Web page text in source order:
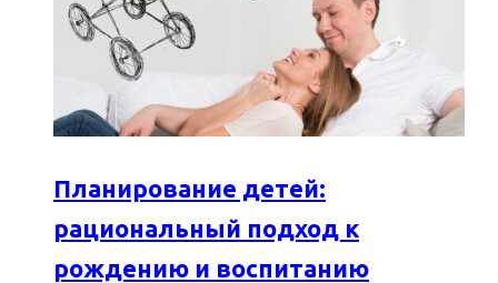
Планирование детей:
рациональный подход к
рождению и воспитанию